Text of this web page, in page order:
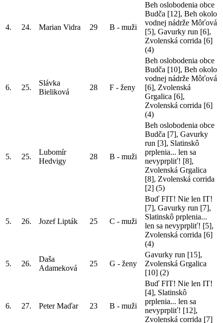
4. 24. Marian Vidra 29 B - muži
Beh oslobodenia obce
Budča [12], Beh okolo
vodnej nádrže Môťová
[5], Gavurky run [6],
Zvolenská corrida [6]
(4)
6. 25.
Slávka
Bieliková
28 F - ženy
Beh oslobodenia obce
Budča [10], Beh okolo
vodnej nádrže Môťová
[6], Zvolenská
Grgalica [6],
Zvolenská corrida [6]
(4)
5. 25.
Lubomír
Hedvigy
28 B - muži
Beh oslobodenia obce
Budča [7], Gavurky
run [3], Slatinskô
prplenia... len sa
nevyprpliť! [8],
Zvolenská Grgalica
[8], Zvolenská corrida
[2] (5)
5. 26. Jozef Lipták 25 C - muži
Buď FIT! Nie len IT!
[7], Gavurky run [7],
Slatinskô prplenia...
len sa nevyprpliť! [5],
Zvolenská corrida [6]
(4)
5. 26.
Daša
Adameková
25 G - ženy
Gavurky run [15],
Zvolenská Grgalica
[10] (2)
6. 27. Peter Maďar 23 B - muži
Buď FIT! Nie len IT!
[4], Slatinskô
prplenia... len sa
nevyprpliť! [12],
Zvolenská corrida [7]